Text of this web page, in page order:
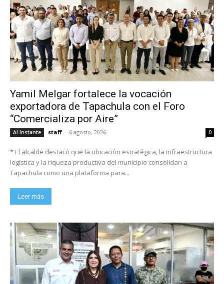
Yamil Melgar fortalece la vocación
exportadora de Tapachula con el Foro
“Comercializa por Aire”
Al Instante staff - 6 agosto, 2026 0
* El alcalde destacó que la ubicación estratégica, la infraestructura
logística y la riqueza productiva del municipio consolidan a
Tapachula como una plataforma para...
Leer más